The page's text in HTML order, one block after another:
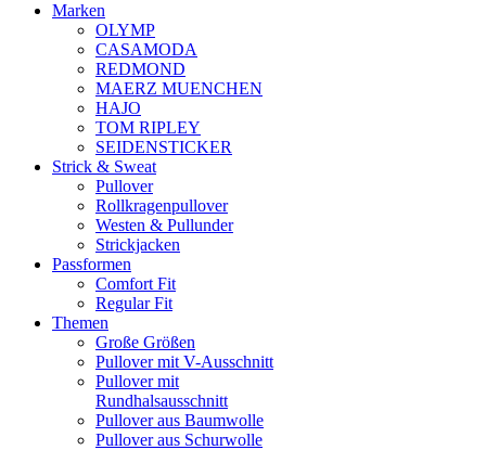
Marken
OLYMP
CASAMODA
REDMOND
MAERZ MUENCHEN
HAJO
TOM RIPLEY
SEIDENSTICKER
Strick & Sweat
Pullover
Rollkragenpullover
Westen & Pullunder
Strickjacken
Passformen
Comfort Fit
Regular Fit
Themen
Große Größen
Pullover mit V-Ausschnitt
Pullover mit
Rundhalsausschnitt
Pullover aus Baumwolle
Pullover aus Schurwolle